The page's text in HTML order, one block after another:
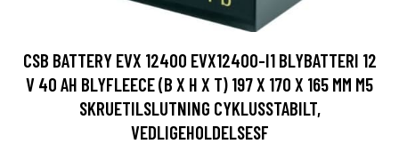
CSB BATTERY EVX 12400 EVX12400-I1 BLYBATTERI 12
V 40 AH BLYFLEECE (B X H X T) 197 X 170 X 165 MM M5
SKRUETILSLUTNING CYKLUSSTABILT,
VEDLIGEHOLDELSESF